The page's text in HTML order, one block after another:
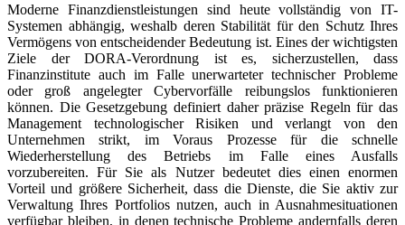
Moderne Finanzdienstleistungen sind heute vollständig von IT-
Systemen abhängig, weshalb deren Stabilität für den Schutz Ihres
Vermögens von entscheidender Bedeutung ist. Eines der wichtigsten
Ziele der DORA-Verordnung ist es, sicherzustellen, dass
Finanzinstitute auch im Falle unerwarteter technischer Probleme
oder groß angelegter Cybervorfälle reibungslos funktionieren
können. Die Gesetzgebung definiert daher präzise Regeln für das
Management technologischer Risiken und verlangt von den
Unternehmen strikt, im Voraus Prozesse für die schnelle
Wiederherstellung des Betriebs im Falle eines Ausfalls
vorzubereiten. Für Sie als Nutzer bedeutet dies einen enormen
Vorteil und größere Sicherheit, dass die Dienste, die Sie aktiv zur
Verwaltung Ihres Portfolios nutzen, auch in Ausnahmesituationen
verfügbar bleiben, in denen technische Probleme andernfalls deren